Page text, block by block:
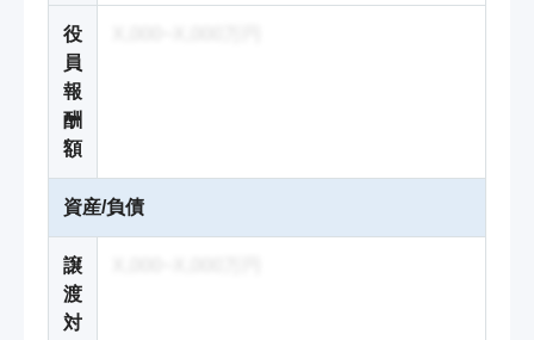
役
員
報
酬
額
資産/負債
譲
渡
対